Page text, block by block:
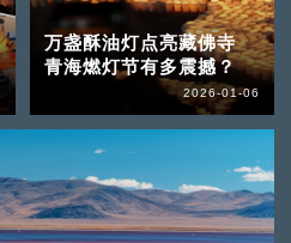
万盏酥油灯点亮藏佛寺
青海燃灯节有多震撼？
2026-01-06